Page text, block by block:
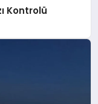
Kontrolü